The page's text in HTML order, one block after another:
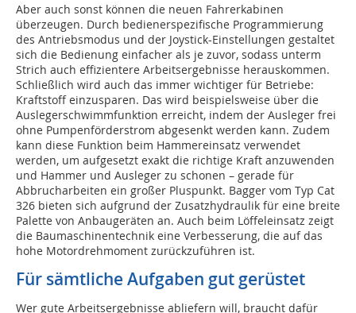
Aber auch sonst können die neuen Fahrerkabinen
überzeugen. Durch bedienerspezifische Programmierung
des Antriebsmodus und der Joystick-Einstellungen gestaltet
sich die Bedienung einfacher als je zuvor, sodass unterm
Strich auch effizientere Arbeitsergebnisse herauskommen.
Schließlich wird auch das immer wichtiger für Betriebe:
Kraftstoff einzusparen. Das wird beispielsweise über die
Auslegerschwimmfunktion erreicht, indem der Ausleger frei
ohne Pumpenförderstrom abgesenkt werden kann. Zudem
kann diese Funktion beim Hammereinsatz verwendet
werden, um aufgesetzt exakt die richtige Kraft anzuwenden
und Hammer und Ausleger zu schonen – gerade für
Abbrucharbeiten ein großer Pluspunkt. Bagger vom Typ Cat
326 bieten sich aufgrund der Zusatzhydraulik für eine breite
Palette von Anbaugeräten an. Auch beim Löffeleinsatz zeigt
die Baumaschinentechnik eine Verbesserung, die auf das
hohe Motordrehmoment zurückzuführen ist.
Für sämtliche Aufgaben gut gerüstet
Wer gute Arbeitsergebnisse abliefern will, braucht dafür